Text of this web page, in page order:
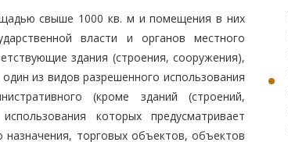
свыше 1000 кв. м и помещения в них
власти и органов местного
здания (строения, сооружения),
из видов разрешенного использования
(кроме зданий (строений,
которых предусматривает
торговых объектов, объектов